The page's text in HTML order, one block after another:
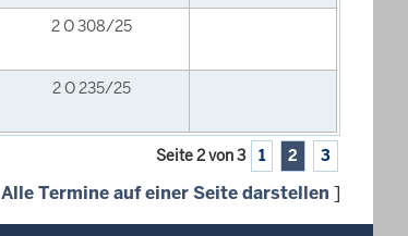
2 O 308/25
2 O 235/25
Seite 2 von 3 1 2 3
Alle Termine auf einer Seite darstellen ]